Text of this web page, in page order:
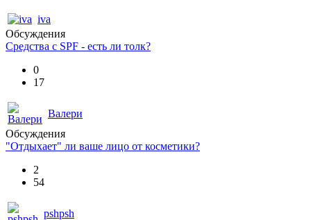
iva
Обсуждения
Средства с SPF - есть ли толк?
0
17
Валери
Обсуждения
"Отдыхает" ли ваше лицо от косметики?
2
54
pshpsh